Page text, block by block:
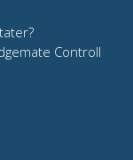
Controll